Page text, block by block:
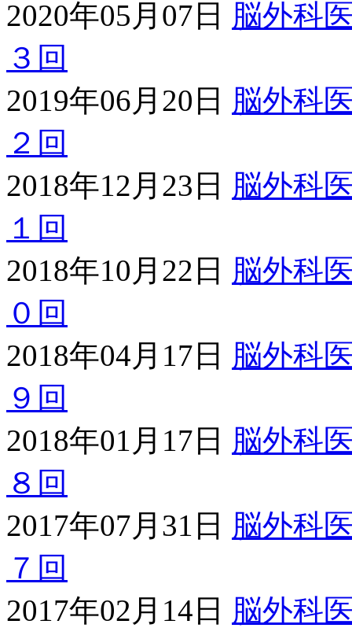
2020年05月07日 脳外科
３回
2019年06月20日 脳外科
２回
2018年12月23日 脳外科
１回
2018年10月22日 脳外科
０回
2018年04月17日 脳外科
９回
2018年01月17日 脳外科
８回
2017年07月31日 脳外科
７回
2017年02月14日 脳外科